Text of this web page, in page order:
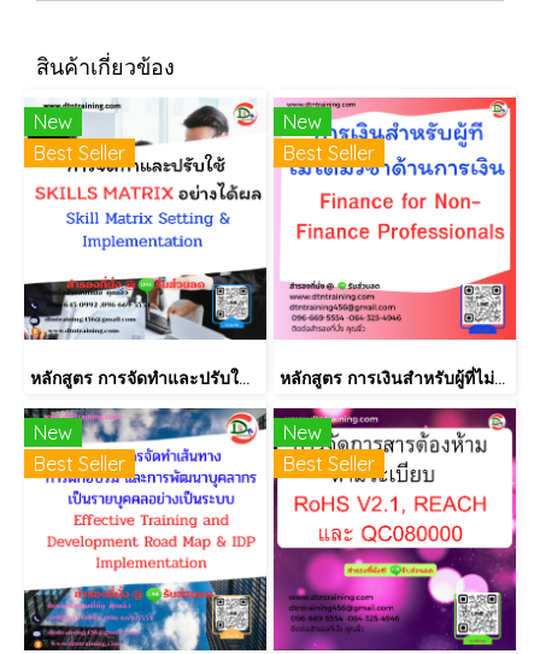
สินค้าเกี่ยวข้อง
New
Best Seller
หลักสูตร การจัดทำและปรับใช้ SKILLS MATRIX อย่างได้ผล Skill Matrix Setting & Implementation
New
Best Seller
หลักสูตร การเงินสำหรับผู้ที่ไม่ได้มีวิชาชีพด้านการเงิน (Finance for Non-Finance Professionals)
New
Best Seller
New
Best Seller